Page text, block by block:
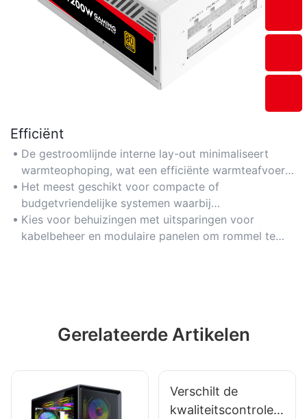
Efficiënt
De gestroomlijnde interne lay-out minimaliseert
warmteophoping, wat een efficiënte warmteafvoer
bevordert voor luchtgekoelde componenten.
Het meest geschikt voor compacte of
budgetvriendelijke systemen waarbij
ruimteoptimalisatie en koelingsefficiëntie een balans
moeten vinden.
Kies voor behuizingen met uitsparingen voor
kabelbeheer en modulaire panelen om rommel te
Gerelateerde Artikelen
Verschilt de
kwaliteitscontrole